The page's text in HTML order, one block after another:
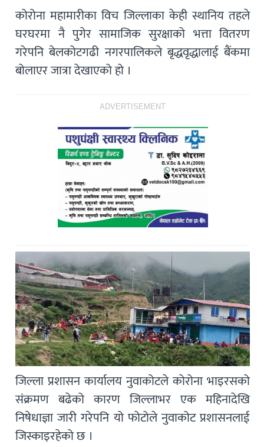
कोरोना महामारीका विच जिल्लाका केही स्थानिय तहले
घरघरमा नै पुगेर सामाजिक सुरक्षाको भत्ता वितरण
गरेपनि बेलकोटगढी नगरपालिकले बृद्धवृद्धालाई बैंकमा
बोलाएर जात्रा देखाएको हो ।
ADVERTISEMENT
जिल्ला प्रशासन कार्यालय नुवाकोटले कोरोना भाइरसको
संक्रमण बढेको कारण जिल्लाभर एक महिनादेखि
निषेधाज्ञा जारी गरेपनि यो फोटोले नुवाकोट प्रशासनलाई
जिस्काइरहेको छ ।